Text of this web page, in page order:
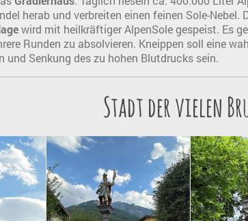
herab und verbreiten einen feinen Sole-
wird mit heilkräftiger AlpenSole gespeist. Es
Runden zu absolvieren. Kneippen soll eine
und Senkung des zu hohen Blutdrucks sein.
Stadt der vielen